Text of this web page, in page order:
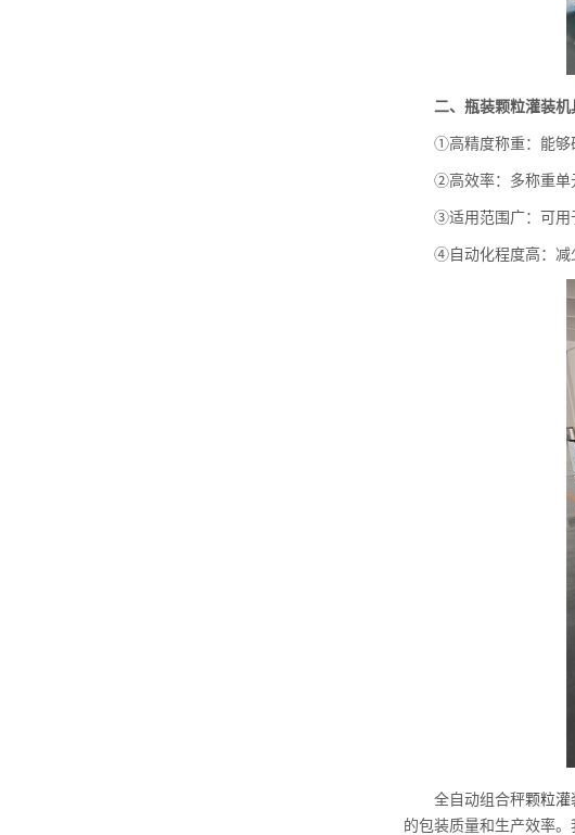
二、瓶装颗粒灌装
①高精度称重：能够
②高效率：多称重单
③适用范围广：可用
④自动化程度高：减
全自动组合秤颗粒灌
的包装质量和生产效率